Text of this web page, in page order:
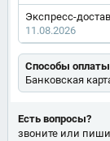
Экспресс-
11.08.2026
Способы
Банковская
Есть вопросы?
звоните или